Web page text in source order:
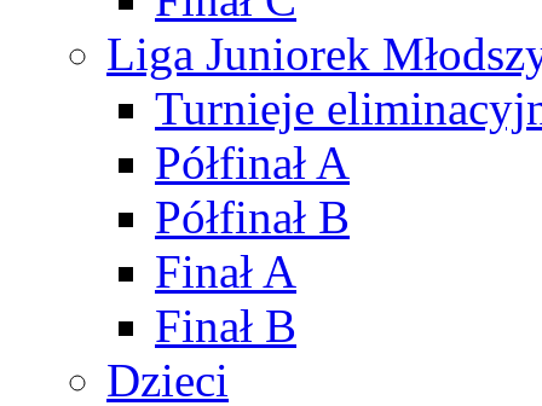
Liga Juniorek
Turnieje
Półfinał A
Półfinał B
Finał A
Finał B
Dzieci